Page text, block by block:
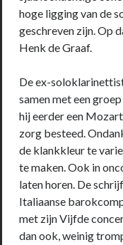
hoge ligging van de
geschreven zijn. Op
Henk de Graaf.
De ex-
samen met een
hij eerder een
zorg besteed.
de klankkleur te
te maken. Ook in
laten horen. De
Italiaanse
met zijn Vijfde
dan ook, weinig